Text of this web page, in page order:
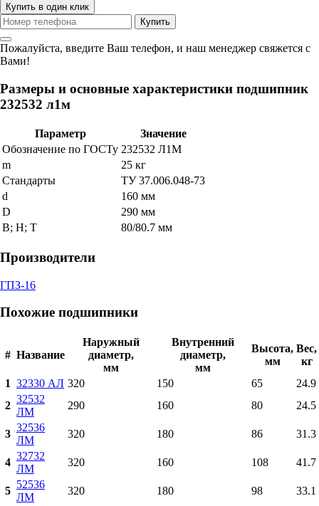
Купить в один клик
Пожалуйста, введите Ваш телефон, и наш менеджер свяжется с
Вами!
Размеры и основные характеристики подшипник
232532 л1м
Параметр
Значение
Обозначение по ГОСТу 232532 Л1М
m
25 кг
Стандарты
ТУ 37.006.048-73
d
160 мм
D
290 мм
В; Н; Т
80/80.7 мм
Производители
ГПЗ-16
Похожие подшипники
# Название
Наружный
диаметр,
мм
Внутренний
диаметр,
мм
Высота,
мм
Вес,
кг
1 32330 АЛ 320 150 65
24.9
2
32532
ЛМ
290 160 80 24.5
3
32536
ЛМ
320 180 86 31.3
4
32732
ЛМ
320 160 108 41.7
5
52536
ЛМ
320 180 98 33.1